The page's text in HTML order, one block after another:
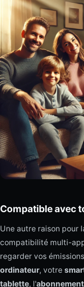
Compatible avec
Une autre raison pour
compatibilité multi-
regarder vos
ordinateur, votre
tablette, l'abonnement